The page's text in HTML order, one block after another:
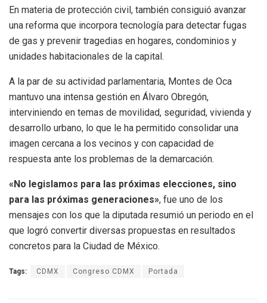
En materia de protección civil, también consiguió avanzar
una reforma que incorpora tecnología para detectar fugas
de gas y prevenir tragedias en hogares, condominios y
unidades habitacionales de la capital.
A la par de su actividad parlamentaria, Montes de Oca
mantuvo una intensa gestión en Álvaro Obregón,
interviniendo en temas de movilidad, seguridad, vivienda y
desarrollo urbano, lo que le ha permitido consolidar una
imagen cercana a los vecinos y con capacidad de
respuesta ante los problemas de la demarcación.
«No legislamos para las próximas elecciones, sino
para las próximas generaciones», fue uno de los
mensajes con los que la diputada resumió un periodo en el
que logró convertir diversas propuestas en resultados
concretos para la Ciudad de México.
Tags: CDMX Congreso CDMX Portada